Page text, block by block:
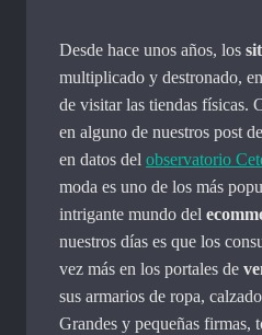
Desde hace unos años, los
multiplicado y destronado,
de visitar las tiendas físicas.
en alguno de nuestros post
en datos del observatorio
moda es uno de los más
intrigante mundo del
nuestros días es que los
vez más en los portales de
sus armarios de ropa,
Grandes y pequeñas firmas,